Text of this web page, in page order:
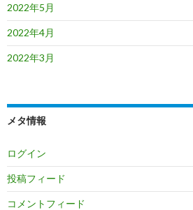
2022年5月
2022年4月
2022年3月
メタ情報
ログイン
投稿フィード
コメントフィード